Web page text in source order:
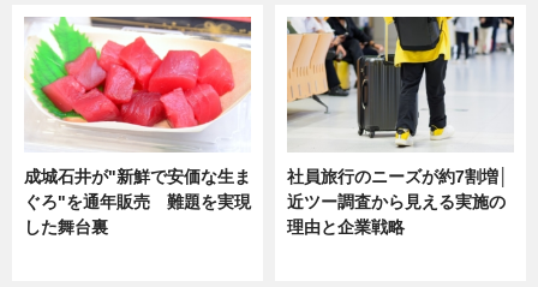
成城石井が"新鮮で安価な生ま
ぐろ"を通年販売 難題を実現
した舞台裏
社員旅行のニーズが約7割増│
近ツー調査から見える実施の
理由と企業戦略